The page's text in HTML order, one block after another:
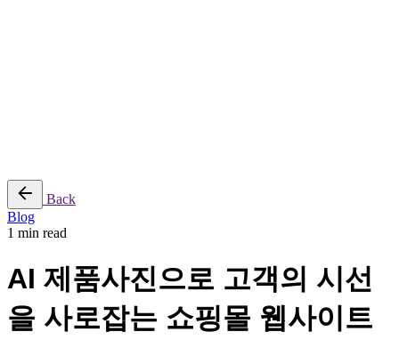
Back
Blog
1 min read
AI 제품사진으로 고객의 시선
을 사로잡는 쇼핑몰 웹사이트